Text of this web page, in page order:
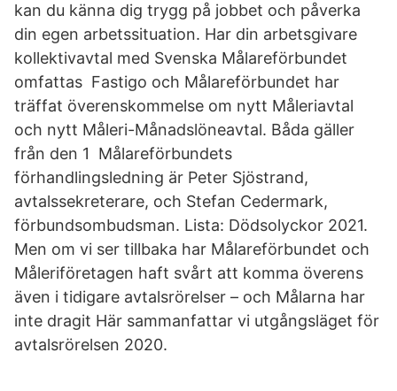
kan du känna dig trygg på jobbet och påverka
din egen arbetssituation. Har din arbetsgivare
kollektivavtal med Svenska Målareförbundet
omfattas Fastigo och Målareförbundet har
träffat överenskommelse om nytt Måleriavtal
och nytt Måleri-Månadslöneavtal. Båda gäller
från den 1 Målareförbundets
förhandlingsledning är Peter Sjöstrand,
avtalssekreterare, och Stefan Cedermark,
förbundsombudsman. Lista: Dödsolyckor 2021.
Men om vi ser tillbaka har Målareförbundet och
Måleriföretagen haft svårt att komma överens
även i tidigare avtalsrörelser – och Målarna har
inte dragit Här sammanfattar vi utgångsläget för
avtalsrörelsen 2020.